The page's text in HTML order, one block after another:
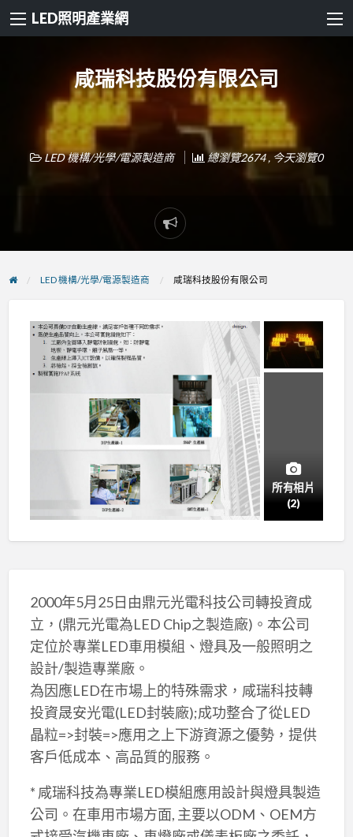
LED照明產業網
咸瑞科技股份有限公司
LED 機構/光學/電源製造商 總瀏覽2674 , 今天瀏覽0
Report
problem
LED 機構/光學/電源製造商 咸瑞科技股份有限公司
所有相片
(2)
2000年5月25日由鼎元光電科技公司轉投資成
立，(鼎元光電為LED Chip之製造廠)。本公司
定位於專業LED車用模組、燈具及一般照明之
設計/製造專業廠。
為因應LED在市場上的特殊需求，咸瑞科技轉
投資晟安光電(LED封裝廠);成功整合了從LED
晶粒=>封裝=>應用之上下游資源之優勢，提供
客戶低成本、高品質的服務。
* 咸瑞科技為專業LED模組應用設計與燈具製造
公司。在車用市場方面, 主要以ODM、OEM方